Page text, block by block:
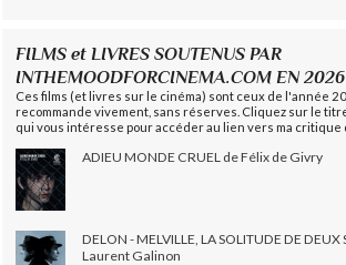
FILMS et LIVRES SOUTENUS PAR
INTHEMOODFORCINEMA.COM EN
Ces films (et livres sur le cinéma) sont ceux de l'année
recommande vivement, sans réserves. Cliquez sur le
qui vous intéresse pour accéder au lien vers ma critique
ADIEU MONDE CRUEL de Félix de Givry
DELON - MELVILLE, LA SOLITUDE DE
Laurent Galinon